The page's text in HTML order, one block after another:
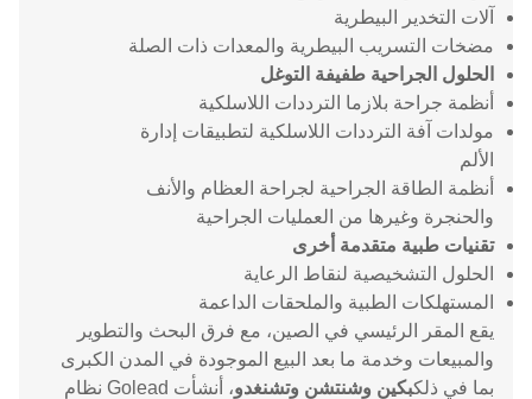
آلات التخدير البيطرية
مضخات التسريب البيطرية والمعدات ذات الصلة
الحلول الجراحية طفيفة التوغل
أنظمة جراحة بلازما الترددات اللاسلكية
مولدات آفة الترددات اللاسلكية لتطبيقات إدارة
الألم
أنظمة الطاقة الجراحية لجراحة العظام والأنف
والحنجرة وغيرها من العمليات الجراحية
تقنيات طبية متقدمة أخرى
الحلول التشخيصية لنقاط الرعاية
المستهلكات الطبية والملحقات الداعمة
يقع المقر الرئيسي في الصين، مع فرق البحث والتطوير
والمبيعات وخدمة ما بعد البيع الموجودة في المدن الكبرى
بما في ذلكبكين وشنتشن وتشنغدو
، أنشأت Golead نظام